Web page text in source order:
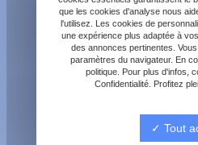
contact@berry-
que les cookies d'analyse nous
l'utilisez. Les cookies de
une expérience plus adaptée à
des annonces pertinentes.
paramètres du navigateur. En
politique. Pour plus d'infos,
Confidentialité. Profitez
Tout